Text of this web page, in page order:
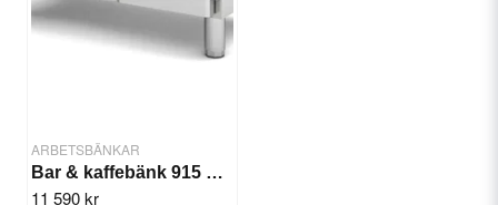
ARBETSBÄNKAR
Bar & kaffebänk 915 mm MCN-90
11 590 kr